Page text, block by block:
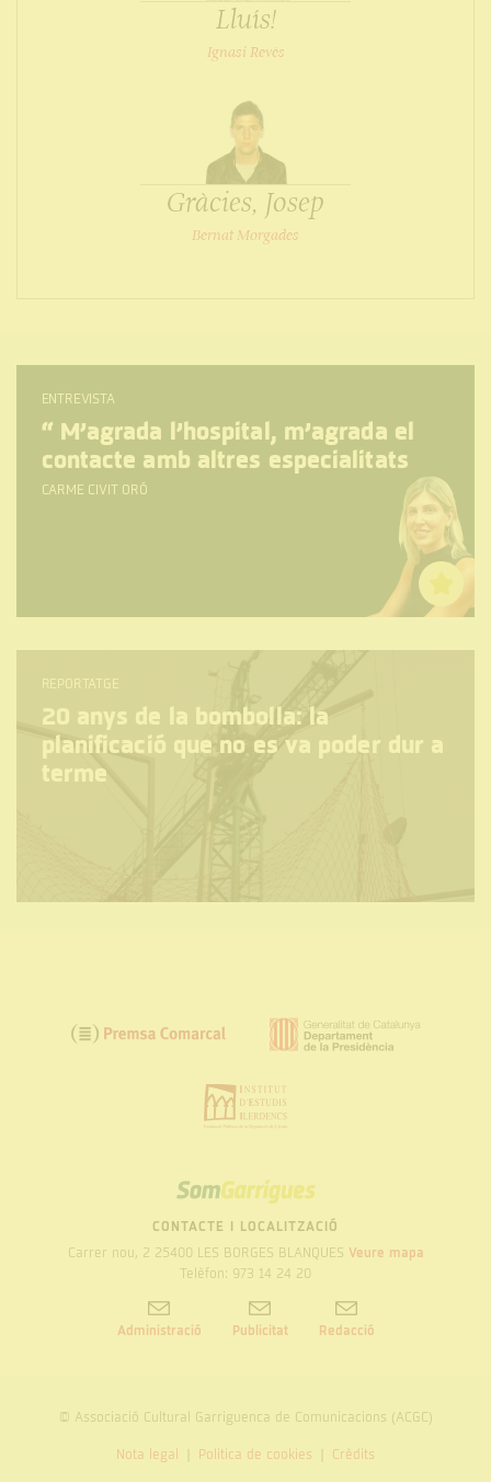
Lluís!
Ignasi Revés
Gràcies, Josep
Bernat Morgades
ENTREVISTA
“ M’agrada l’hospital, m’agrada el
contacte amb altres especialitats
CARME CIVIT ORÓ
REPORTATGE
20 anys de la bombolla: la
planificació que no es va poder dur a
terme
SOM
GARRIGUES
CONTACTE I LOCALITZACIÓ
Carrer nou, 2 25400 LES BORGES BLANQUES Veure mapa
Telèfon: 973 14 24 20
Administració Publicitat Redacció
© Associació Cultural Garriguenca de Comunicacions (ACGC)
Nota legal Politica de cookies Crèdits